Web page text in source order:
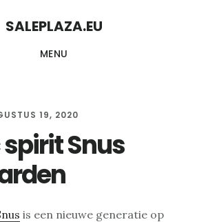
SALEPLAZA.EU
MENU
19, 2020
Snus
is een nieuwe generatie op